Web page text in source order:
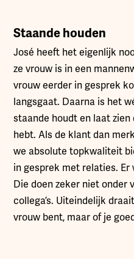
Staande houden
José heeft het eigenlijk
ze vrouw is in een
vrouw eerder in gesprek
langsgaat. Daarna is het
staande houdt en laat
hebt. Als de klant dan
we absolute topkwaliteit
in gesprek met relaties.
Die doen zeker niet onder
collega’s. Uiteindelijk
vrouw bent, maar of je